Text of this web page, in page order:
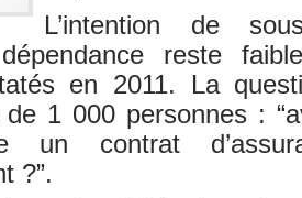
L’intention de
dépendance reste
en 2011. La
1 000 personnes :
un contrat
?”.